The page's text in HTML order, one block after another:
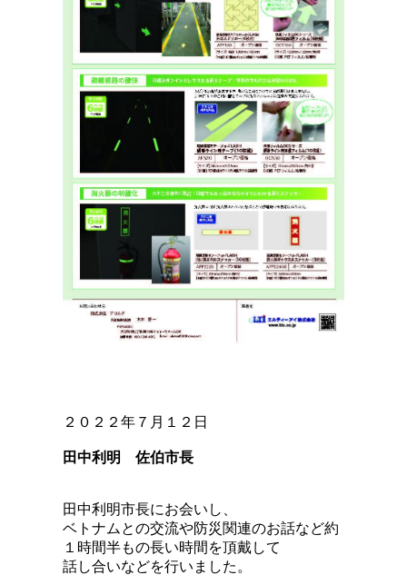
２０２２年７月１２日
田中利明 佐伯市長
田中利明市長にお会いし、
ベトナムとの交流や防災関連のお話など約
１時間半もの長い時間を頂戴して
話し合いなどを行いました。